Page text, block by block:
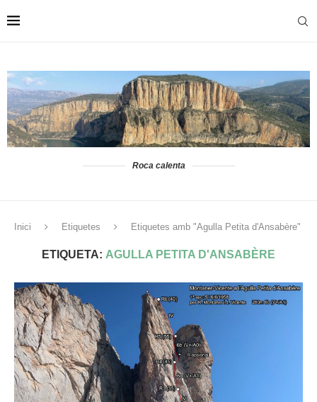
Roca calenta
Inici Etiquetes Etiquetes amb "Agulla Petita d'Ansabère"
ETIQUETA: AGULLA PETITA D'ANSABÈRE